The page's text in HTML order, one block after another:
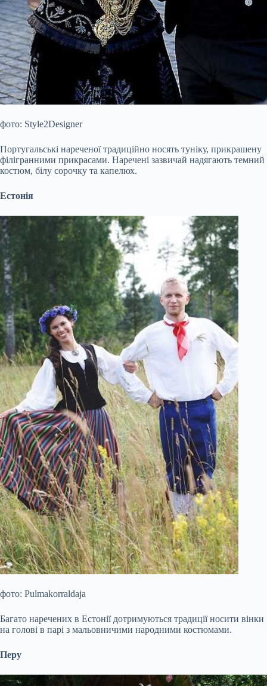
фото: Style2Designer
Португальські нареченої традиційно носять туніку, прикрашену
філігранними прикрасами. Наречені зазвичай надягають темний
костюм, білу сорочку та капелюх.
Естонія
фото: Pulmakorraldaja
Багато наречених в Естонії дотримуються традиції носити вінки
на голові в парі з мальовничими народними костюмами.
Перу